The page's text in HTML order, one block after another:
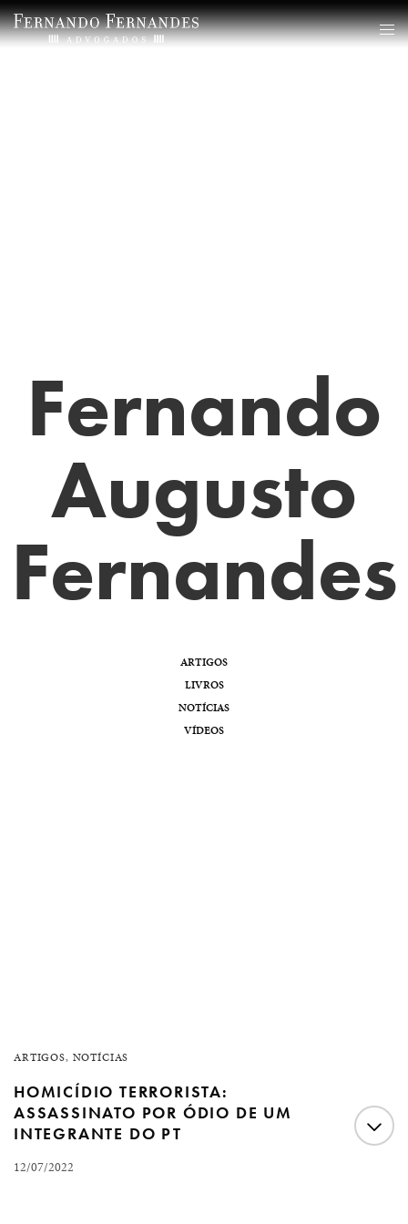
Fernando
Augusto
Fernandes
ARTIGOS
LIVROS
NOTÍCIAS
VÍDEOS
ARTIGOS, NOTÍCIAS
HOMICÍDIO TERRORISTA:
ASSASSINATO POR ÓDIO DE UM
INTEGRANTE DO PT
12/07/2022